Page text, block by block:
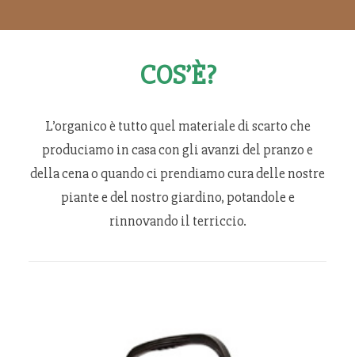
BITRITTO
GIOVINAZZO
PALO DEL COLLE
MODUGNO
COS’È?
L’organico è tutto quel materiale di scarto che
produciamo in casa con gli avanzi del pranzo e
della cena o quando ci prendiamo cura delle nostre
piante e del nostro giardino, potandole e
rinnovando il terriccio.